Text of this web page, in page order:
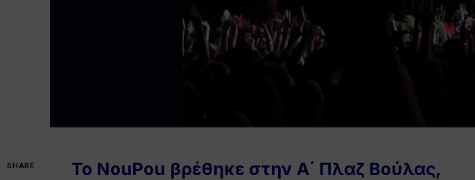
SHARE
Το NouPou βρέθηκε στην Α΄ Πλαζ Βούλας,